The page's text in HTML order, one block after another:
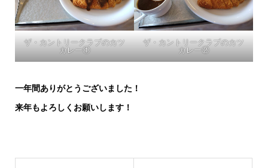
ザ・カントリークラブのカツ
カレー①
ザ・カントリークラブのカツ
カレー②
一年間ありがとうございました！
来年もよろしくお願いします！